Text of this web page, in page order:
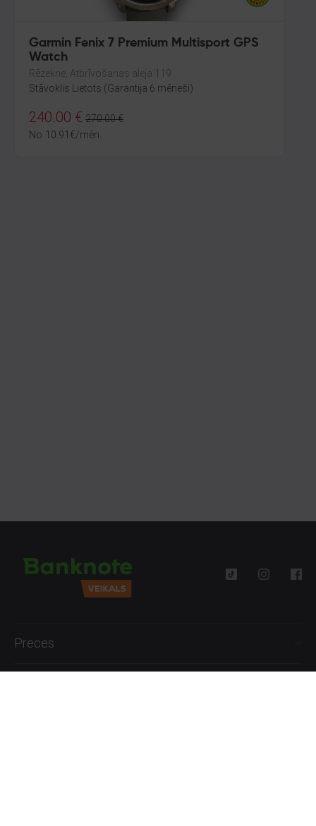
Garmin Fenix 7 Premium Multisport GPS
Watch
Rēzekne, Atbrīvošanas aleja 119
Stāvoklis Lietots (Garantija 6 mēneši)
240.00 € 270.00€
No 10.91 €/mēn.
Preces